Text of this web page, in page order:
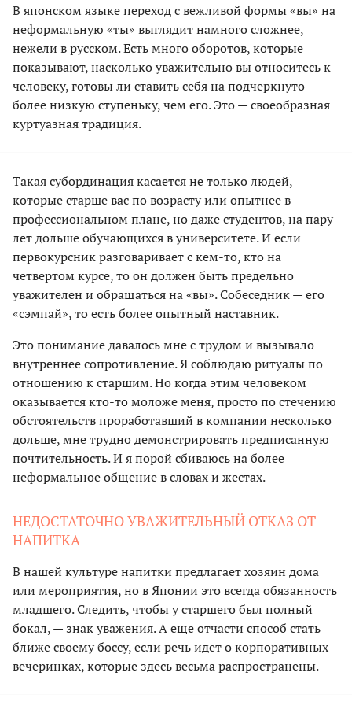
В японском языке переход с вежливой формы «вы» на
неформальную «ты» выглядит намного сложнее,
нежели в русском. Есть много оборотов, которые
показывают, насколько уважительно вы относитесь к
человеку, готовы ли ставить себя на подчеркнуто
более низкую ступеньку, чем его. Это — своеобразная
куртуазная традиция.
Такая субординация касается не только людей,
которые старше вас по возрасту или опытнее в
профессиональном плане, но даже студентов, на пару
лет дольше обучающихся в университете. И если
первокурсник разговаривает с кем-то, кто на
четвертом курсе, то он должен быть предельно
уважителен и обращаться на «вы». Собеседник — его
«сэмпай», то есть более опытный наставник.
Это понимание давалось мне с трудом и вызывало
внутреннее сопротивление. Я соблюдаю ритуалы по
отношению к старшим. Но когда этим человеком
оказывается кто-то моложе меня, просто по стечению
обстоятельств проработавший в компании несколько
дольше, мне трудно демонстрировать предписанную
почтительность. И я порой сбиваюсь на более
неформальное общение в словах и жестах.
НЕДОСТАТОЧНО УВАЖИТЕЛЬНЫЙ ОТКАЗ ОТ
НАПИТКА
В нашей культуре напитки предлагает хозяин дома
или мероприятия, но в Японии это всегда обязанность
младшего. Следить, чтобы у старшего был полный
бокал, — знак уважения. А еще отчасти способ стать
ближе своему боссу, если речь идет о корпоративных
вечеринках, которые здесь весьма распространены.